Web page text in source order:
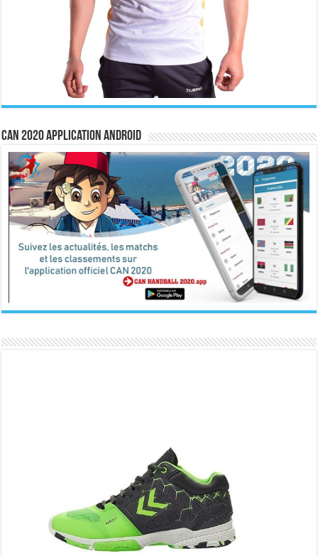
CAN 2020 Application Android